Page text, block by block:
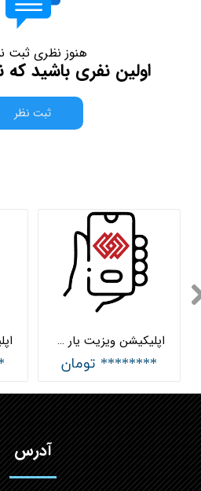
هنوز نظری ثبت
اولین نفری باشید
ثبت نظر
اپلیکیشن ویزیت یار وبکام پنج ویزیتور
******** تومان
آدرس